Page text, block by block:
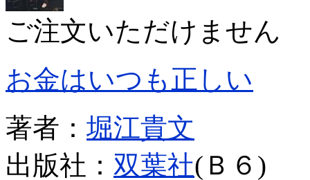
ご注文いただけません
お金はいつも正しい
著者： 堀江貴文
出版社： 双葉社(Ｂ６)